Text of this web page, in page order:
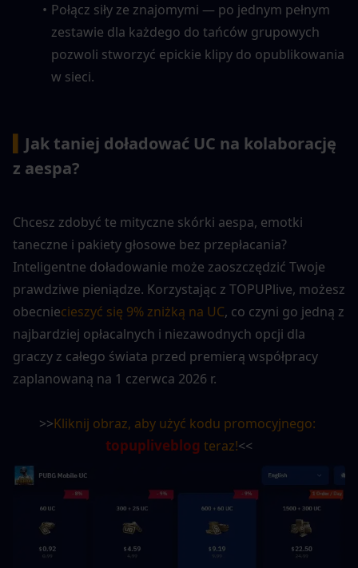
Połącz siły ze znajomymi — po jednym pełnym
zestawie dla każdego do tańców grupowych
pozwoli stworzyć epickie klipy do opublikowania
w sieci.
Jak taniej doładować UC na kolaborację
z aespa?
Chcesz zdobyć te mityczne skórki aespa, emotki
taneczne i pakiety głosowe bez przepłacania?
Inteligentne doładowanie może zaoszczędzić Twoje
prawdziwe pieniądze. Korzystając z TOPUPlive, możesz
obecniecieszyć się 9% zniżką na UC, co czyni go jedną z
najbardziej opłacalnych i niezawodnych opcji dla
graczy z całego świata przed premierą współpracy
zaplanowaną na 1 czerwca 2026 r.
>>
topupliveblog teraz!<<